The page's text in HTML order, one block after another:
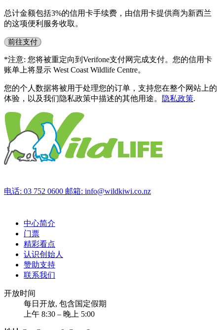
总计金额包括3%的信用卡手续费，由信用卡提供商为新西兰
的这项便利服务收取。
前往支付
*注意: 您将被重定向到Verifone支付网完成支付。您的信用卡
账单上将显示 West Coast Wildlife Centre。
您的个人数据将被用于处理您的订单，支持您在整个网站上的
体验，以及我们隐私政策中描述的其他用途。
隐私政策.
电话: 03 752 0600 邮箱: info@wildkiwi.co.nz
中心简介
门票
精彩看点
认识创始人
赞助支持
联系我们
开放时间
每日开放, 包含国定假期
上午 8:30 – 晚上 5:00